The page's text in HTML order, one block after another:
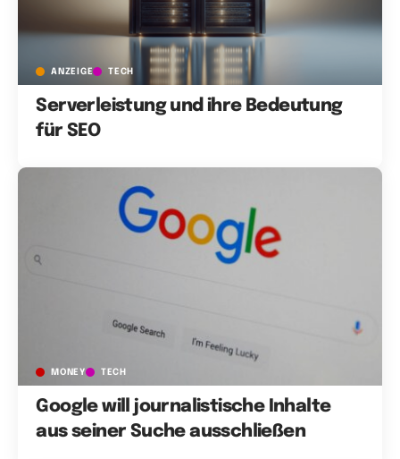
ANZEIGE TECH
Serverleistung und ihre Bedeutung
für SEO
MONEY TECH
Google will journalistische Inhalte
aus seiner Suche ausschließen